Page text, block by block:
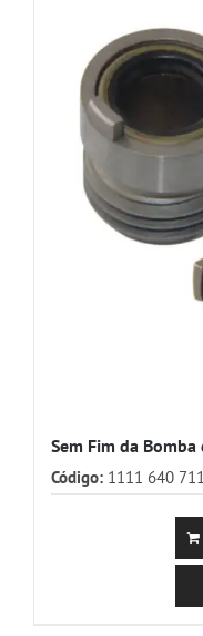
Sem Fim da
Código: 1111 640